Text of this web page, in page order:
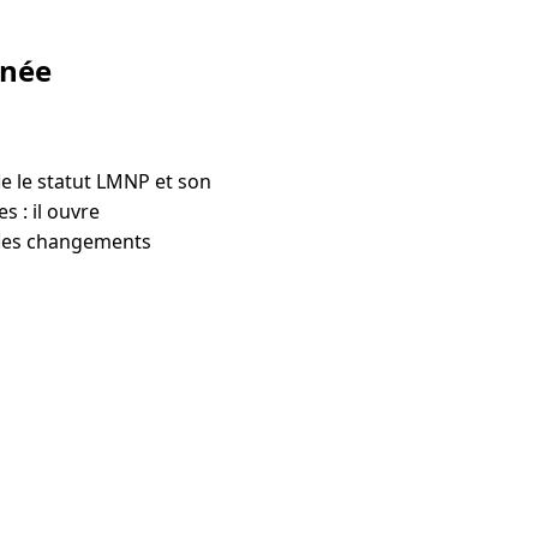
le statut LMNP et son
: il ouvre
changements